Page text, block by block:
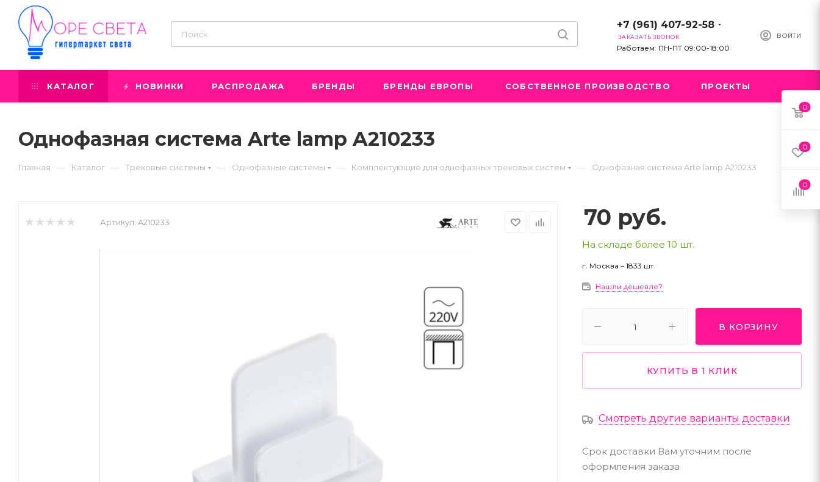
ВОЙТИ
+7 (961) 407-92-58
ЗАКАЗАТЬ ЗВОНОК
Работаем: ПН-ПТ 09:00-18:00
КАТАЛОГ НОВИНКИ РАСПРОДАЖА БРЕНДЫ БРЕНДЫ ЕВРОПЫ СОБСТВЕННОЕ ПРОИЗВОДСТВО ПРОЕКТЫ
Однофазная система Arte lamp A210233
Главная — Каталог — Трековые системы — Однофазные системы — Комплектующие для однофазных трековых систем — Однофазная система Arte lamp A210233
Артикул: A210233 70 руб.
На складе более 10 шт.
г. Москва – 1833 шт.
Нашли дешевле?
В КОРЗИНУ
КУПИТЬ В 1 КЛИК
Смотреть другие варианты доставки
Срок доставки Вам уточним после
оформления заказа
0
0
0